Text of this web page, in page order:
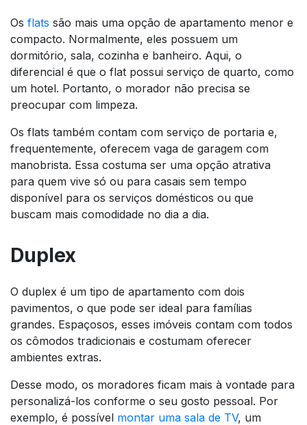
Os flats são mais uma opção de apartamento menor e
compacto. Normalmente, eles possuem um
dormitório, sala, cozinha e banheiro. Aqui, o
diferencial é que o flat possui serviço de quarto, como
um hotel. Portanto, o morador não precisa se
preocupar com limpeza.
Os flats também contam com serviço de portaria e,
frequentemente, oferecem vaga de garagem com
manobrista. Essa costuma ser uma opção atrativa
para quem vive só ou para casais sem tempo
disponível para os serviços domésticos ou que
buscam mais comodidade no dia a dia.
Duplex
O duplex é um tipo de apartamento com dois
pavimentos, o que pode ser ideal para famílias
grandes. Espaçosos, esses imóveis contam com todos
os cômodos tradicionais e costumam oferecer
ambientes extras.
Desse modo, os moradores ficam mais à vontade para
personalizá-los conforme o seu gosto pessoal. Por
exemplo, é possível montar uma sala de TV, um